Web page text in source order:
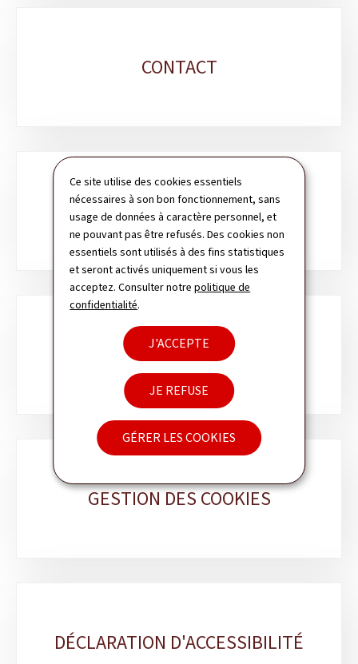
Ce site utilise des cookies essentiels
nécessaires à son bon fonctionnement, sans
usage de données à caractère personnel, et
ne pouvant pas être refusés. Des cookies non
essentiels sont utilisés à des fins statistiques
et seront activés uniquement si vous les
acceptez. Consulter notrepolitique de
confidentialité.
J'ACCEPTE
JE REFUSE
GÉRER LES COOKIES
CONTACT
PLAN DU SITE
NEWSLETTER
GESTION DES COOKIES
DÉCLARATION D'ACCESSIBILITÉ